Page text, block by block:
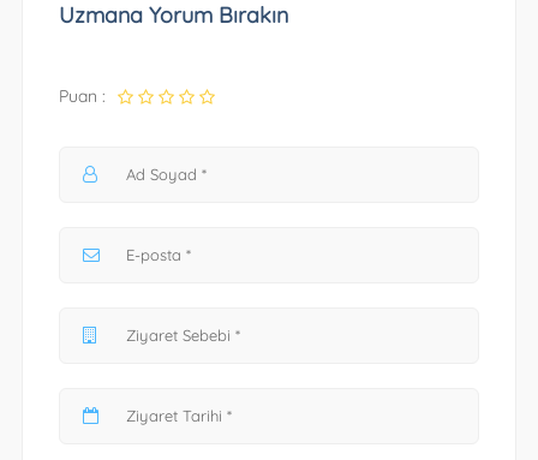
Uzmana Yorum Bırakın
Puan :